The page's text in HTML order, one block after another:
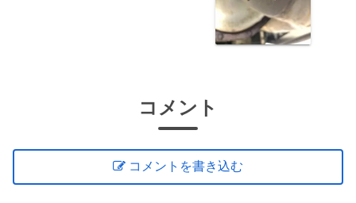
コメント
コメントを書き込む